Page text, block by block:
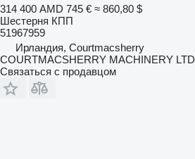
314 400 AMD 745 € ≈ 860,80 $
Шестерня КПП
51967959
Ирландия, Courtmacsherry
COURTMACSHERRY MACHINERY LTD
Связаться с продавцом